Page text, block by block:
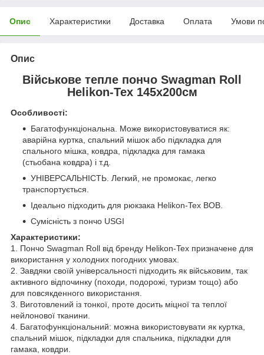
Опис Характеристики Доставка Оплата Умови
Опис
Військове тепле пончо Swagman Roll
Helikon-Tex 145х200см
Особливості:
Багатофункціональна. Може використовуватися як:
аварійна куртка, спальний мішок або підкладка для
спального мішка, ковдра, підкладка для гамака
(стьобана ковдра) і т.д.
УНІВЕРСАЛЬНІСТЬ. Легкий, не промокає, легко
транспортується.
Ідеально підходить для рюкзака Helikon-Tex BOB.
Сумісність з пончо USGI
Характеристики:
1. Пончо Swagman Roll від бренду Helikon-Tex призначене для
використання у холодних погодних умовах.
2. Завдяки своїй універсальності підходить як військовим, так
активного відпочинку (походи, подорожі, туризм тощо) або
для повсякденного використання.
3. Виготовлений із тонкої, проте досить міцної та теплої
нейлонової тканини.
4. Багатофункціональний: можна використовувати як куртка,
спальний мішок, підкладки для спальника, підкладки для
гамака, ковдри.